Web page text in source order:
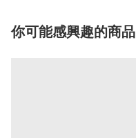
你可能感興趣的商品